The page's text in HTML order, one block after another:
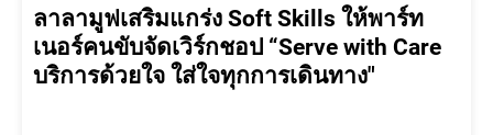
ลาลามูฟเสริมแกร่ง Soft Skills ให้พาร์ท
เนอร์คนขับจัดเวิร์กชอป “Serve with Care
บริการด้วยใจ ใส่ใจทุกการเดินทาง"